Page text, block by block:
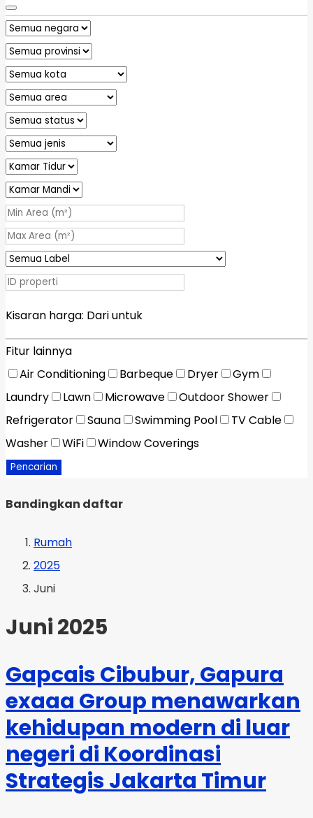
Kisaran harga: Dariuntuk
Fitur lainnya
Air Conditioning
Barbeque Dryer
Gym
Laundry
Lawn Microwave
Outdoor Shower
Refrigerator
Sauna Swimming Pool
TV Cable
Washer
WiFi Window Coverings
Pencarian
Bandingkan daftar
Rumah
2025
Juni
Juni 2025
Gapcais Cibubur, Gapura
exaaa Group menawarkan
kehidupan modern di luar
negeri di Koordinasi
Strategis Jakarta Timur